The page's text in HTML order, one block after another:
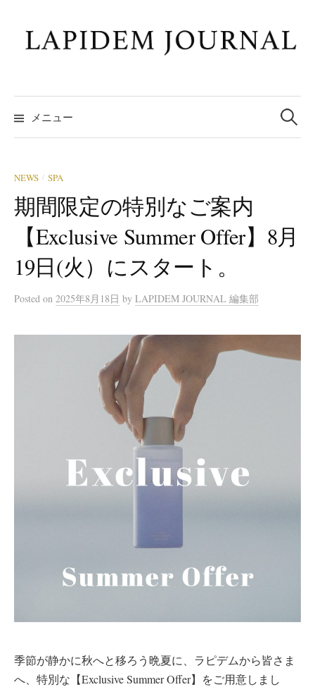
ス
キ
プ
メニュー
検
索:
NEWS / SPA
期間限定の特別なご案内
【Exclusive Summer Offer】8月
19日(火）にスタート。
Posted on 2025年8月18日 by LAPIDEM JOURNAL 編集部
季節が静かに秋へと移ろう晩夏に、ラピデムから皆さま
へ、特別な【Exclusive Summer Offer】をご用意しまし